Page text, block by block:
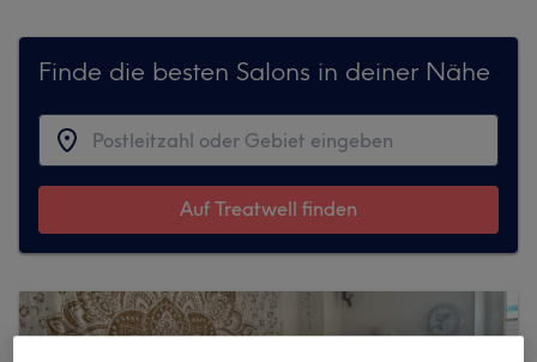
Finde die besten Salons in deiner Nähe
Auf Treatwell finden